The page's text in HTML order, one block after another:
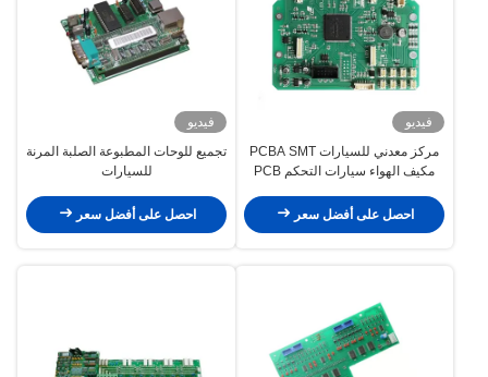
فيديو
مركز معدني للسيارات PCBA SMT
مكيف الهواء سيارات التحكم PCB
احصل على أفضل سعر
فيديو
تجميع للوحات المطبوعة الصلبة المرنة
للسيارات
احصل على أفضل سعر